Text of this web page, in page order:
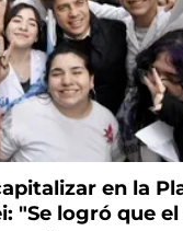
en la
"Se logró que